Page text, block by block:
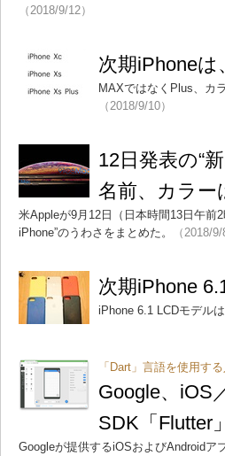
（2018/9/12）
次期iPhone
MAXではなくPlus、カ
（2018/9/10）
12日発表の“
名前、カラー
米Appleが9月12日（日本時間13日午前
iPhone”のうわさをまとめた。
（2018/9/
次期iPhone
iPhone 6.1 LCDモデル
「Dart」言語を使用す
Google、iOS
SDK「Flutter
Googleが提供するiOSおよびAndroidア